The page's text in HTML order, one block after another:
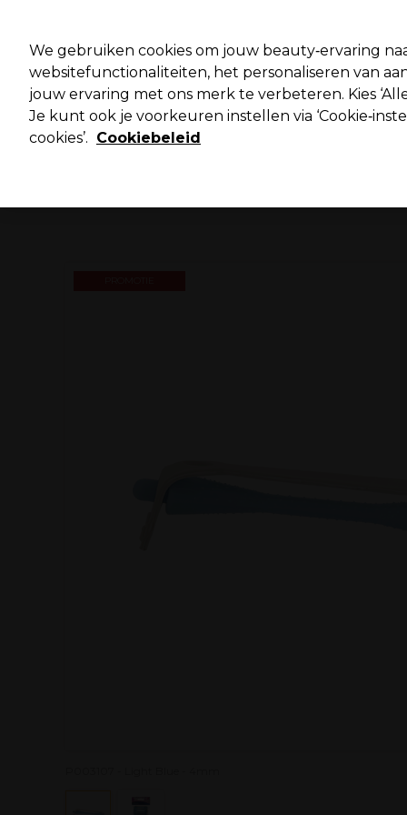
Merken Deals ⭐ Haar Elektra
Volgende dag geleverd*
We gebruiken cookies om jouw beauty‑ervaring
websitefunctionaliteiten, het personaliseren van
jouw ervaring met ons merk te verbeteren. Kies
Je kunt ook je voorkeuren instellen via
cookies’. Cookiebeleid